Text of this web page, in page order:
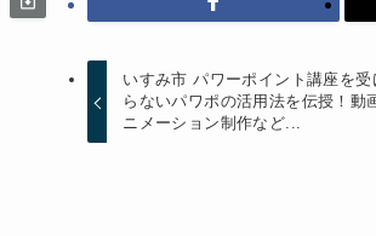
いすみ市 パワーポイント講座を
らないパワポの活用法を伝授！動
ニメーション制作など...